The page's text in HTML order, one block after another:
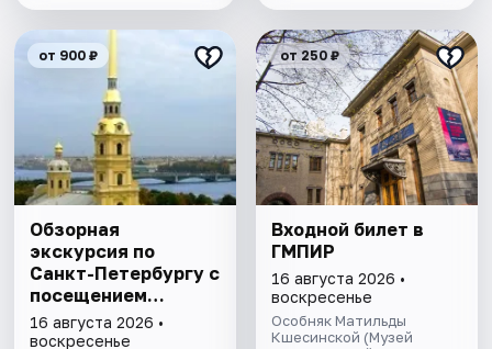
от 900 ₽
Обзорная
экскурсия по
Санкт-Петербургу с
посещением
Петропавловской
крепости
16 августа 2026 •
воскресенье
от 250 ₽
Входной билет в
ГМПИР
16 августа 2026 •
воскресенье
Особняк Матильды
Кшесинской (Музей